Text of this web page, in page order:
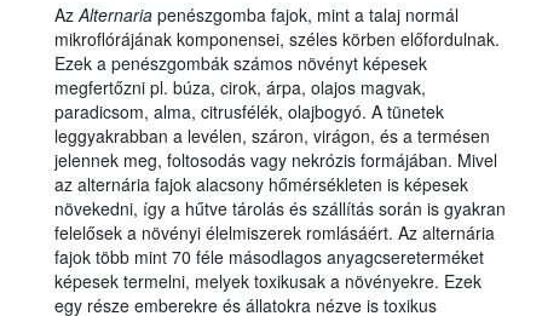
Az Alternaria penészgomba fajok, mint a talaj normál
mikroflórájának komponensei, széles körben előfordulnak.
Ezek a penészgombák számos növényt képesek
megfertőzni pl. búza, cirok, árpa, olajos magvak,
paradicsom, alma, citrusfélék, olajbogyó. A tünetek
leggyakrabban a levélen, száron, virágon, és a termésen
jelennek meg, foltosodás vagy nekrózis formájában. Mivel
az alternária fajok alacsony hőmérsékleten is képesek
növekedni, így a hűtve tárolás és szállítás során is gyakran
felelősek a növényi élelmiszerek romlásáért. Az alternária
fajok több mint 70 féle másodlagos anyagcsereterméket
képesek termelni, melyek toxikusak a növényekre. Ezek
egy része emberekre és állatokra nézve is toxikus